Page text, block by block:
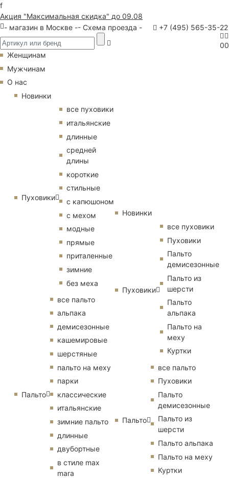
f
Акция "Максимальная скидка" до 09.08
- магазин в Москве -- Схема проезда - +7 (495) 565-35-22
00
Женщинам
Мужчинам
О нас
Новинки
Пуховики
все пуховики
итальянские
длинные
средней
длины
короткие
стильные
с капюшоном
с мехом
модные
прямые
приталенные
зимние
без меха
Пальто
все пальто
альпака
демисезонные
кашемировые
шерстяные
пальто на меху
парки
классические
итальянские
зимние пальто
длинные
двубортные
в стиле max
mara
Новинки
Пуховики
все пуховики
Пуховики
Пальто
демисезонные
Пальто из
шерсти
Пальто
альпака
Пальто на
меху
Куртки
Пальто
все пальто
Пуховики
Пальто
демисезонные
Пальто из
шерсти
Пальто альпака
Пальто на меху
Куртки